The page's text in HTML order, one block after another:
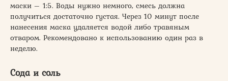
маски – 1:5. Воды нужно немного, смесь должна
получиться достаточно густая. Через 10 минут после
нанесения маска удаляется водой либо травяным
отваром. Рекомендовано к использованию один раз в
неделю.
Сода и соль